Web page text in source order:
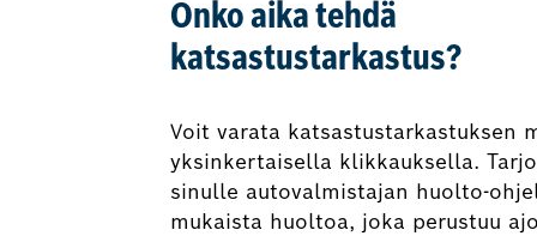
Onko aika tehdä
katsastustarkastus?
Voit varata katsastustarkastuksen
yksinkertaisella klikkauksella.
sinulle autovalmistajan huolto-
mukaista huoltoa, joka perustuu